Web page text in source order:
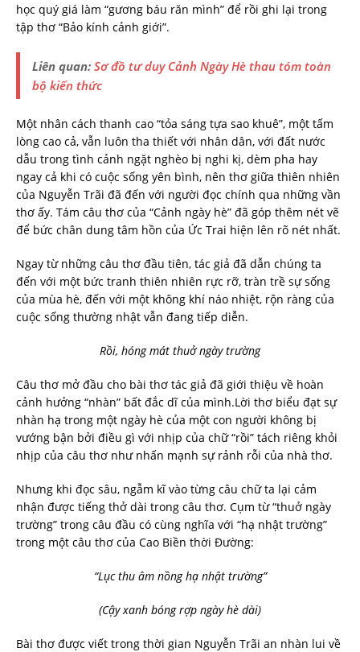
học quý giá làm “gương báu răn mình” để rồi ghi lại trong
tập thơ “Bảo kính cảnh giới”.
Liên quan: Sơ đồ tư duy Cảnh Ngày Hè thau tóm toàn
bộ kiến thức
Một nhân cách thanh cao “tỏa sáng tựa sao khuê”, một tấm
lòng cao cả, vẫn luôn tha thiết với nhân dân, với đất nước
dẫu trong tình cảnh ngặt nghèo bị nghi kị, dèm pha hay
ngay cả khi có cuộc sống yên bình, nên thơ giữa thiên nhiên
của Nguyễn Trãi đã đến với người đọc chính qua những vần
thơ ấy. Tám câu thơ của “Cảnh ngày hè” đã góp thêm nét vẽ
để bức chân dung tâm hồn của Ức Trai hiện lên rõ nét nhất.
Ngay từ những câu thơ đầu tiên, tác giả đã dẫn chúng ta
đến với một bức tranh thiên nhiên rực rỡ, tràn trề sự sống
của mùa hè, đến với một không khí náo nhiệt, rộn ràng của
cuộc sống thường nhật vẫn đang tiếp diễn.
Rồi, hóng mát thuở ngày trường
Câu thơ mở đầu cho bài thơ tác giả đã giới thiệu về hoàn
cảnh hưởng “nhàn” bất đắc dĩ của mình.Lời thơ biểu đạt sự
nhàn hạ trong một ngày hè của một con người không bị
vướng bận bởi điều gì với nhịp của chữ “rồi” tách riêng khỏi
nhịp của câu thơ như nhấn mạnh sự rảnh rỗi của nhà thơ.
Nhưng khi đọc sâu, ngẫm kĩ vào từng câu chữ ta lại cảm
nhận được tiếng thở dài trong câu thơ. Cụm từ “thuở ngày
trường” trong câu đầu có cùng nghĩa với “hạ nhật trường”
trong một câu thơ của Cao Biền thời Đường:
“Lục thu âm nồng hạ nhật trường”
(Cậy xanh bóng rợp ngày hè dài)
Bài thơ được viết trong thời gian Nguyễn Trãi an nhàn lui về